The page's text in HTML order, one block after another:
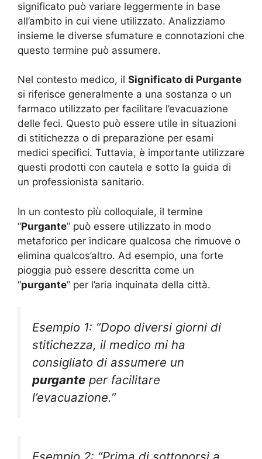
significato può variare leggermente in base
all’ambito in cui viene utilizzato. Analizziamo
insieme le diverse sfumature e connotazioni che
questo termine può assumere.
Nel contesto medico, il Significato di Purgante
si riferisce generalmente a una sostanza o un
farmaco utilizzato per facilitare l’evacuazione
delle feci. Questo può essere utile in situazioni
di stitichezza o di preparazione per esami
medici specifici. Tuttavia, è importante utilizzare
questi prodotti con cautela e sotto la guida di
un professionista sanitario.
In un contesto più colloquiale, il termine
“Purgante” può essere utilizzato in modo
metaforico per indicare qualcosa che rimuove o
elimina qualcos’altro. Ad esempio, una forte
pioggia può essere descritta come un
“purgante” per l’aria inquinata della città.
Esempio 1: “Dopo diversi giorni di
stitichezza, il medico mi ha
consigliato di assumere un
purgante per facilitare
l’evacuazione.”